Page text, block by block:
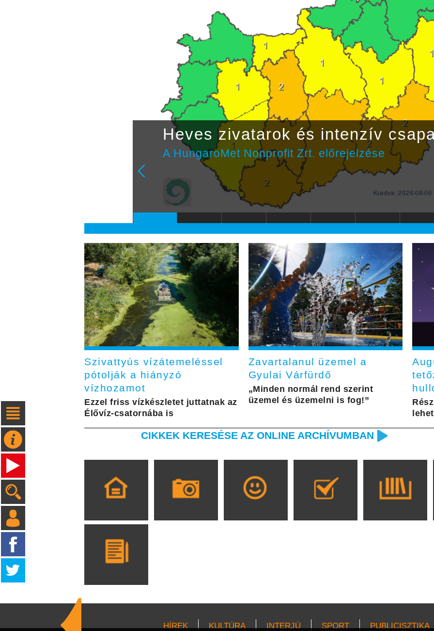
Heves zivatarok és intenzív
A HungaroMet Nonprofit Zrt. előrejelzése
Szivattyús vízátemeléssel
pótolják a hiányzó
vízhozamot
Ezzel friss vízkészletet juttatnak az
Élővíz-csatornába is
Zavartalanul üzemel a
Gyulai Várfürdő
„Minden normál rend szerint
üzemel és üzemelni is fog!”
CIKKEK KERESÉSE AZ ONLINE ARCHÍVUMBAN
HÍREK KULTÚRA INTERJÚ SPORT PUBLICISZTIKA